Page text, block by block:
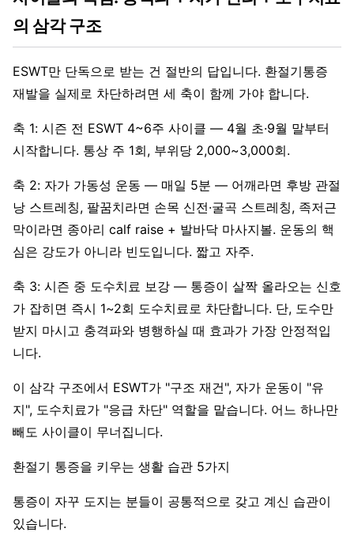
의 삼각 구조
ESWT만 단독으로 받는 건 절반의 답입니다. 환절기통증
재발을 실제로 차단하려면 세 축이 함께 가야 합니다.
축 1: 시즌 전 ESWT 4~6주 사이클 — 4월 초·9월 말부터
시작합니다. 통상 주 1회, 부위당 2,000~3,000회.
축 2: 자가 가동성 운동 — 매일 5분 — 어깨라면 후방 관절
낭 스트레칭, 팔꿈치라면 손목 신전·굴곡 스트레칭, 족저근
막이라면 종아리 calf raise + 발바닥 마사지볼. 운동의 핵
심은 강도가 아니라 빈도입니다. 짧고 자주.
축 3: 시즌 중 도수치료 보강 — 통증이 살짝 올라오는 신호
가 잡히면 즉시 1~2회 도수치료로 차단합니다. 단, 도수만
받지 마시고 충격파와 병행하실 때 효과가 가장 안정적입
니다.
이 삼각 구조에서 ESWT가 "구조 재건", 자가 운동이 "유
지", 도수치료가 "응급 차단" 역할을 맡습니다. 어느 하나만
빼도 사이클이 무너집니다.
환절기 통증을 키우는 생활 습관 5가지
통증이 자꾸 도지는 분들이 공통적으로 갖고 계신 습관이
있습니다.